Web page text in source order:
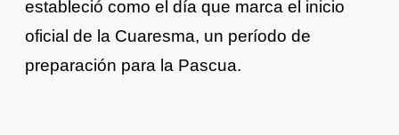
estableció como el día que marca el inicio
oficial de la Cuaresma, un período de
preparación para la Pascua.